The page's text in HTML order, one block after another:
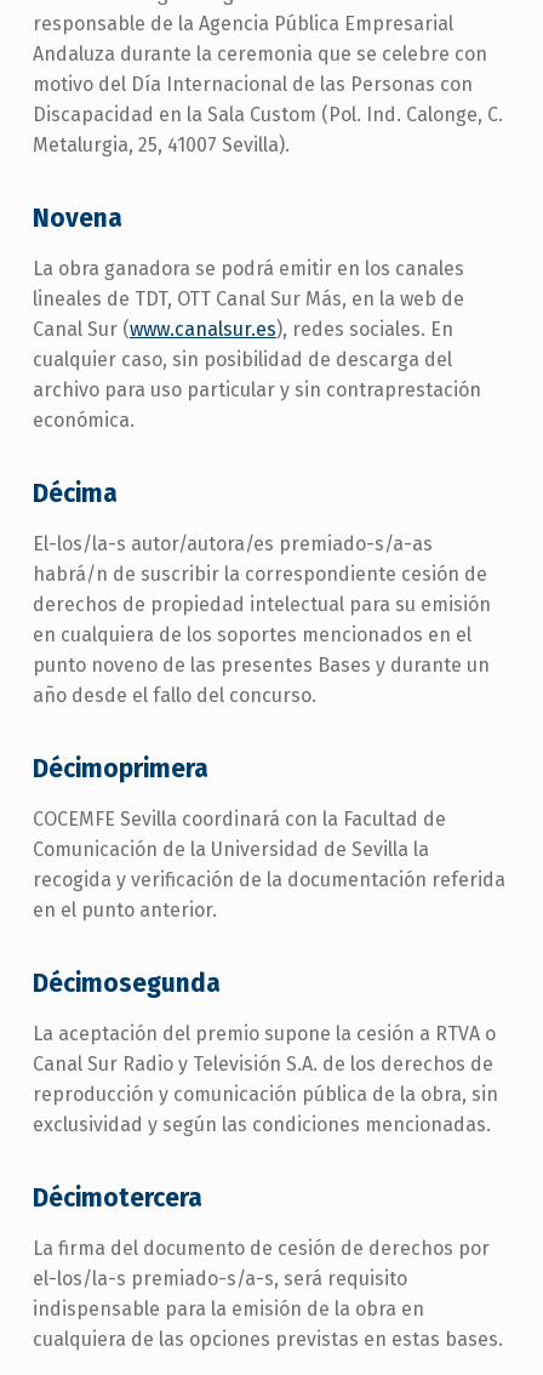
responsable de la Agencia Pública Empresarial
Andaluza durante la ceremonia que se celebre con
motivo del Día Internacional de las Personas con
Discapacidad en la Sala Custom (Pol. Ind. Calonge, C.
Metalurgia, 25, 41007 Sevilla).
Novena
La obra ganadora se podrá emitir en los canales
lineales de TDT, OTT Canal Sur Más, en la web de
Canal Sur (www.canalsur.es), redes sociales. En
cualquier caso, sin posibilidad de descarga del
archivo para uso particular y sin contraprestación
económica.
Décima
El-los/la-s autor/autora/es premiado-s/a-as
habrá/n de suscribir la correspondiente cesión de
derechos de propiedad intelectual para su emisión
en cualquiera de los soportes mencionados en el
punto noveno de las presentes Bases y durante un
año desde el fallo del concurso.
Décimoprimera
COCEMFE Sevilla coordinará con la Facultad de
Comunicación de la Universidad de Sevilla la
recogida y verificación de la documentación referida
en el punto anterior.
Décimosegunda
La aceptación del premio supone la cesión a RTVA o
Canal Sur Radio y Televisión S.A. de los derechos de
reproducción y comunicación pública de la obra, sin
exclusividad y según las condiciones mencionadas.
Décimotercera
La firma del documento de cesión de derechos por
el-los/la-s premiado-s/a-s, será requisito
indispensable para la emisión de la obra en
cualquiera de las opciones previstas en estas bases.